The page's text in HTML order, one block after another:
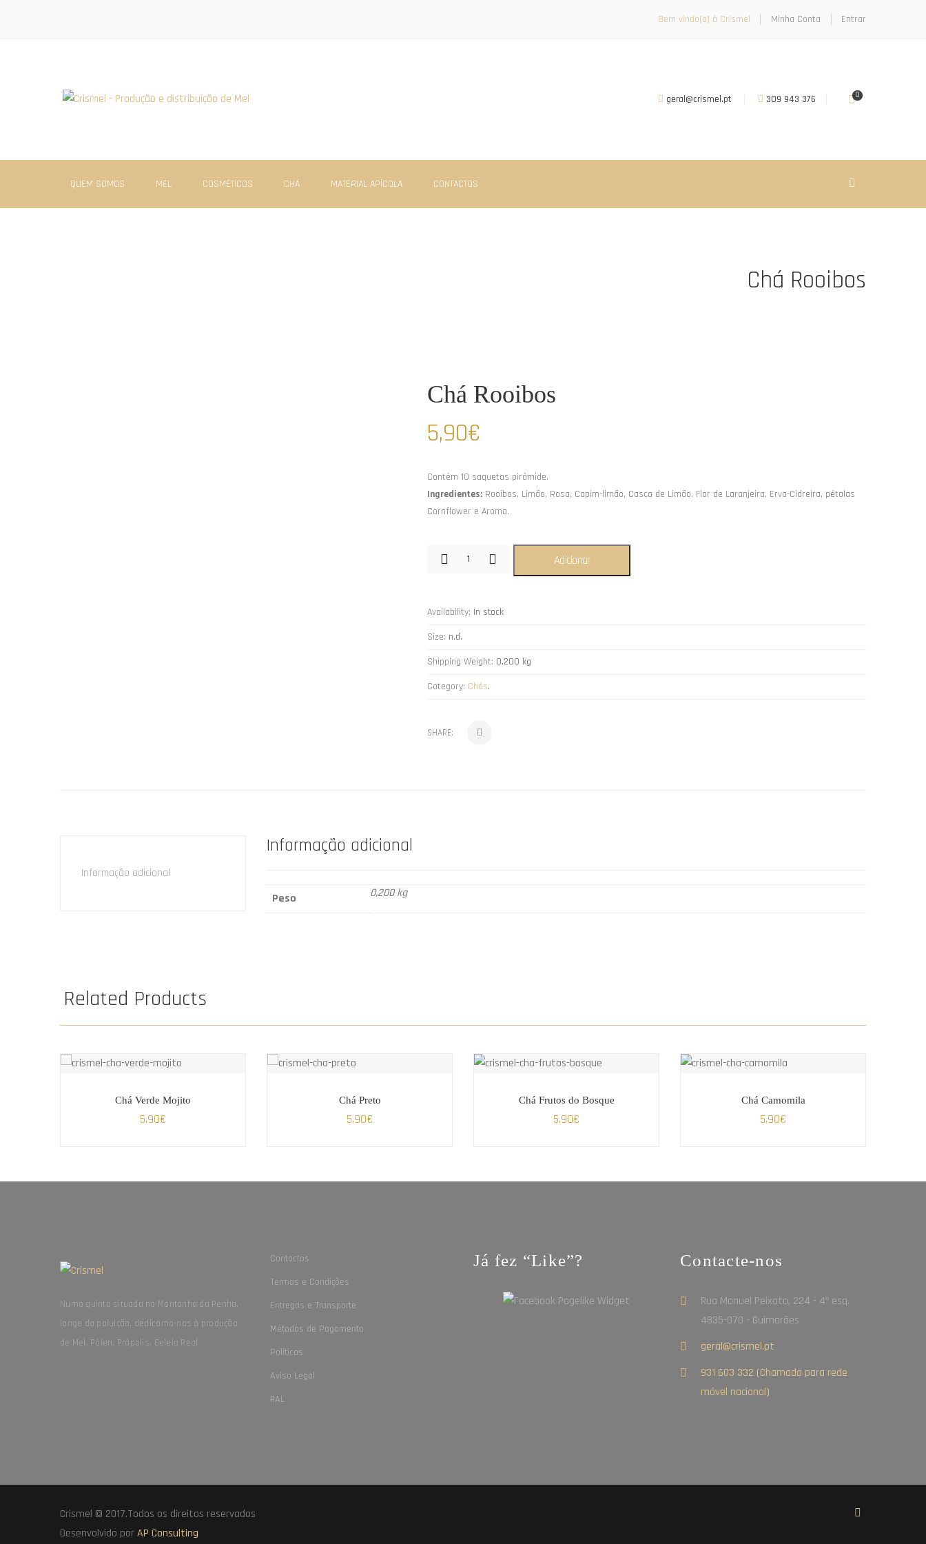
Bem vindo(a) à Crismel Minha Conta Entrar
geral@crismel.pt 309 943 376 0
QUEM SOMOS MEL COSMÉTICOS CHÁ MATERIAL APÍCOLA CONTACTOS
Chá Rooibos
Chá Rooibos
5,90€
Contém 10 saquetas pirâmide.
Ingredientes: Rooibos, Limão, Rosa, Capim-limão, Casca de Limão, Flor de Laranjeira, Erva-Cidreira, pétalas
Cornflower e Aroma.
Adicionar
Availability: In stock
Size: n.d.
Shipping Weight: 0.200 kg
Category: Chás.
SHARE:
Informação adicional
Informação adicional
Peso 0,200 kg
Related Products
Chá Verde Mojito
5,90€
Chá Preto
5,90€
Chá Frutos do Bosque
5,90€
Chá Camomila
5,90€
Numa quinta situada na Montanha da Penha,
longe da poluição, dedicamo-nos à produção
de Mel, Pólen, Própolis, Geleia Real
Contactos
Termos e Condições
Entregas e Transporte
Métodos de Pagamento
Políticas
Aviso Legal
RAL
Já fez “Like”? Contacte-nos
Rua Manuel Peixoto, 224 - 4º esq.
4835-070 - Guimarães
geral@crismel.pt
931 603 332 (Chamada para rede
móvel nacional)
Crismel © 2017.Todos os direitos reservados
Desenvolvido porAP Consulting